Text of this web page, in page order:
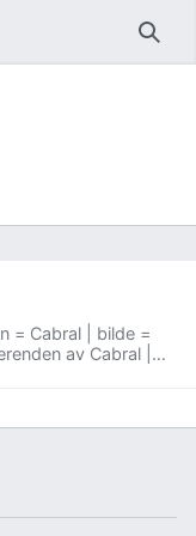
Søk
= Cabral | bilde =
av Cabral |